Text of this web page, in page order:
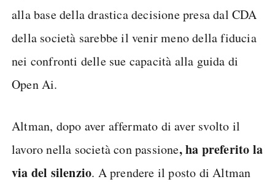
alla base della drastica decisione presa dal CDA
della società sarebbe il venir meno della fiducia
nei confronti delle sue capacità alla guida di
Open Ai.
Altman, dopo aver affermato di aver svolto il
lavoro nella società con passione, ha preferito la
via del silenzio. A prendere il posto di Altman